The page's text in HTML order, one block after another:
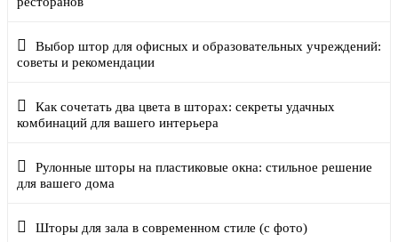
Выбор штор для офисных и образовательных учреждений:
советы и рекомендации
Как сочетать два цвета в шторах: секреты удачных
комбинаций для вашего интерьера
Рулонные шторы на пластиковые окна: стильное решение
для вашего дома
Шторы для зала в современном стиле (с фото)